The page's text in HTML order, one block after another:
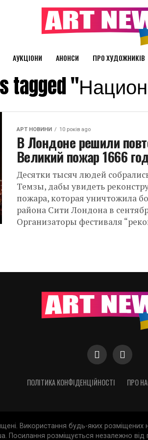
АУКЦІОНИ АНОНСИ ПРО ХУДОЖНИКІВ
tagged
АРТ НОВИНИ 10 років ago
В Лондоне решили
Великий пожар 1666
Десятки тысяч людей
Темзы, дабы увидеть
пожара, которая уничтожила
района Сити Лондона в
Организаторы фестиваля
ПОЛІТИКА КОНФІДЕНЦІЙНОСТІ ПРО
Використання будь-яких розміщених
Посилання розміщується незалежно від